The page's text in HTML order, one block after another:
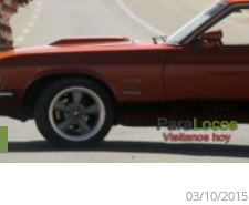
03/10/2015